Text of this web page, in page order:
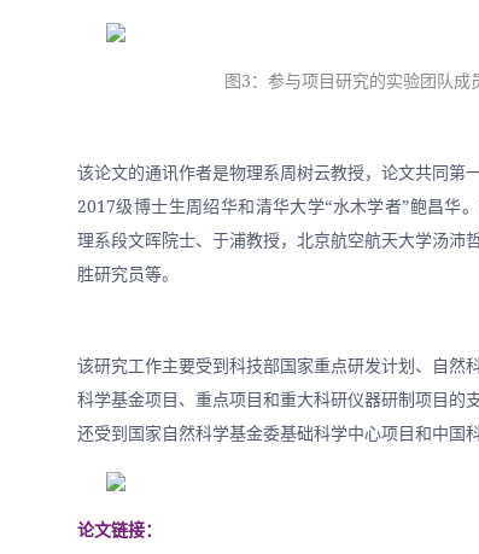
图3：参与项目研究的实验团队成
该论文的通讯作者是物理系周树云教授，论文共同第
2017级博士生周绍华和清华大学“水木学者”鲍昌华
理系段文晖院士、于浦教授，北京航空航天大学汤沛
胜研究员等。
该研究工作主要受到科技部国家重点研发计划、自然
科学基金项目、重点项目和重大科研仪器研制项目的
还受到国家自然科学基金委基础科学中心项目和中国
论文链接：